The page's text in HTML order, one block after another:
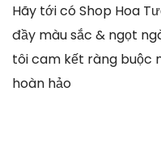
Hãy tới có Shop Hoa
đầy màu sắc & ngọt
tôi cam kết ràng buộc
hoàn hảo